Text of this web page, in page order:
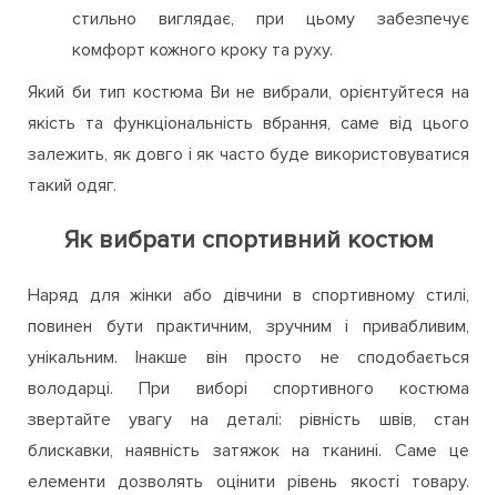
стильно виглядає, при цьому забезпечує
комфорт кожного кроку та руху.
Який би тип костюма Ви не вибрали, орієнтуйтеся на
якість та функціональність вбрання, саме від цього
залежить, як довго і як часто буде використовуватися
такий одяг.
Як вибрати спортивний костюм
Наряд для жінки або дівчини в спортивному стилі,
повинен бути практичним, зручним і привабливим,
унікальним. Інакше він просто не сподобається
володарці. При виборі спортивного костюма
звертайте увагу на деталі: рівність швів, стан
блискавки, наявність затяжок на тканині. Саме це
елементи дозволять оцінити рівень якості товару.